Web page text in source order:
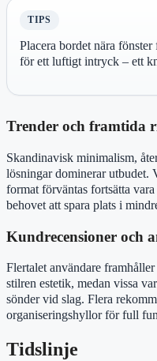
TIPS
Placera bordet nära
för ett luftigt intryck – ett
Trender och framtida
Skandinavisk minimalism,
lösningar dominerar utbudet.
format förväntas fortsätta
behovet att spara plats i
Kundrecensioner och
Flertalet användare
stilren estetik, medan vissa
sönder vid slag. Flera
organiseringshyllor för full
Tidslinje